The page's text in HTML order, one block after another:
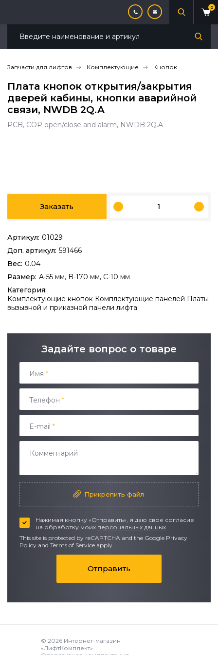
0
Запчасти для лифтов Комплектующие Кнопок
Плата кнопок открытия/закрытия
дверей кабины, кнопки аварийной
связи, NWDB 2Q.A
PCB, COP open/close and alarm, NWDB 2Q.A
Заказать
Артикул: 01029
Доп. артикул: 591466
Вес: 0.04
Размер: A-55 мм, B-170 мм, C-10 мм
Категория:
Комплектующие кнопок Комплектующие панелей Платы
вызывной и приказной панели лифта
Задайте вопрос о товаре
Имя *
Телефон *
E-mail *
Прикрепить файл
Нажимая кнопку «Отправить», я даю свое согласие
на обработку моих персональных данных
This site is protected by reCAPTCHA and the Google Privacy
Policy and Terms of Service apply
Отправить
© 2026 Интернет-магазин
«ЛифтКомплект»